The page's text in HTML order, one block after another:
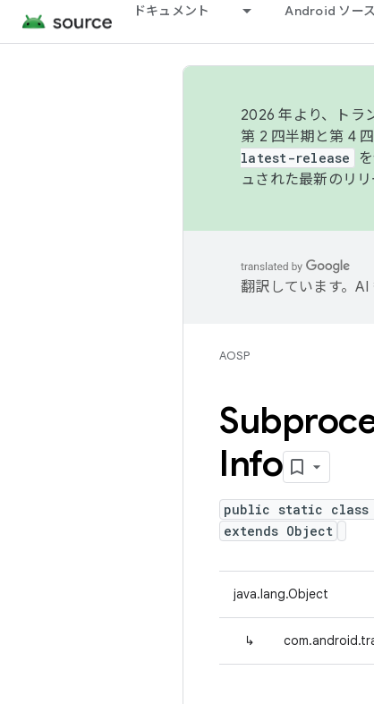
ドキュメント Android ソー
2026 年より、トラ
第 2 四半期と第 4
latest-release
ュされた最新のリ
翻訳しています。AI
AOSP
Info
public static class
extends Object
java.lang.Object
↳